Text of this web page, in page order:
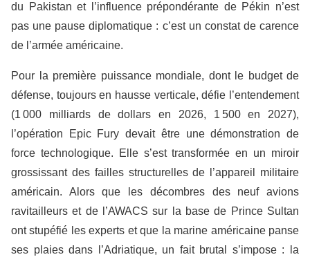
du Pakistan et l’influence prépondérante de Pékin n’est
pas une pause diplomatique : c’est un constat de carence
de l’armée américaine.
Pour la première puissance mondiale, dont le budget de
défense, toujours en hausse verticale, défie l’entendement
(1 000 milliards de dollars en 2026, 1 500 en 2027),
l’opération Epic Fury devait être une démonstration de
force technologique. Elle s’est transformée en un miroir
grossissant des failles structurelles de l’appareil militaire
américain. Alors que les décombres des neuf avions
ravitailleurs et de l’AWACS sur la base de Prince Sultan
ont stupéfié les experts et que la marine américaine panse
ses plaies dans l’Adriatique, un fait brutal s’impose : la